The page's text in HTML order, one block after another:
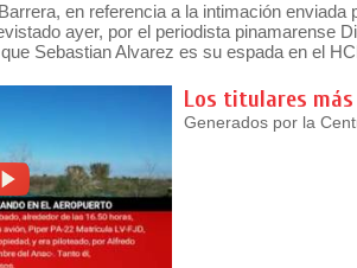
en referencia a la intimación
ayer, por el periodista pinamarense
Sebastian Alvarez es su espada en el
Los titulares
Generados por la